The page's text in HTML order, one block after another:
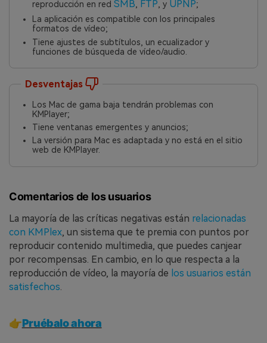
reproducción en redSMB FTP , y UPNP;
La aplicación es compatible con los principales
formatos de vídeo;
Tiene ajustes de subtítulos, un ecualizador y
funciones de búsqueda de vídeo/audio.
Desventajas
Los Mac de gama baja tendrán problemas con
KMPlayer;
Tiene ventanas emergentes y anuncios;
La versión para Mac es adaptada y no está en el sitio
web de KMPlayer.
Comentarios de los usuarios
La mayoría de las críticas negativas están relacionadas
con KMPlex, un sistema que te premia con puntos por
reproducir contenido multimedia, que puedes canjear
por recompensas. En cambio, en lo que respecta a la
reproducción de vídeo, la mayoría de los usuarios están
satisfechos
👉Pruébalo ahora